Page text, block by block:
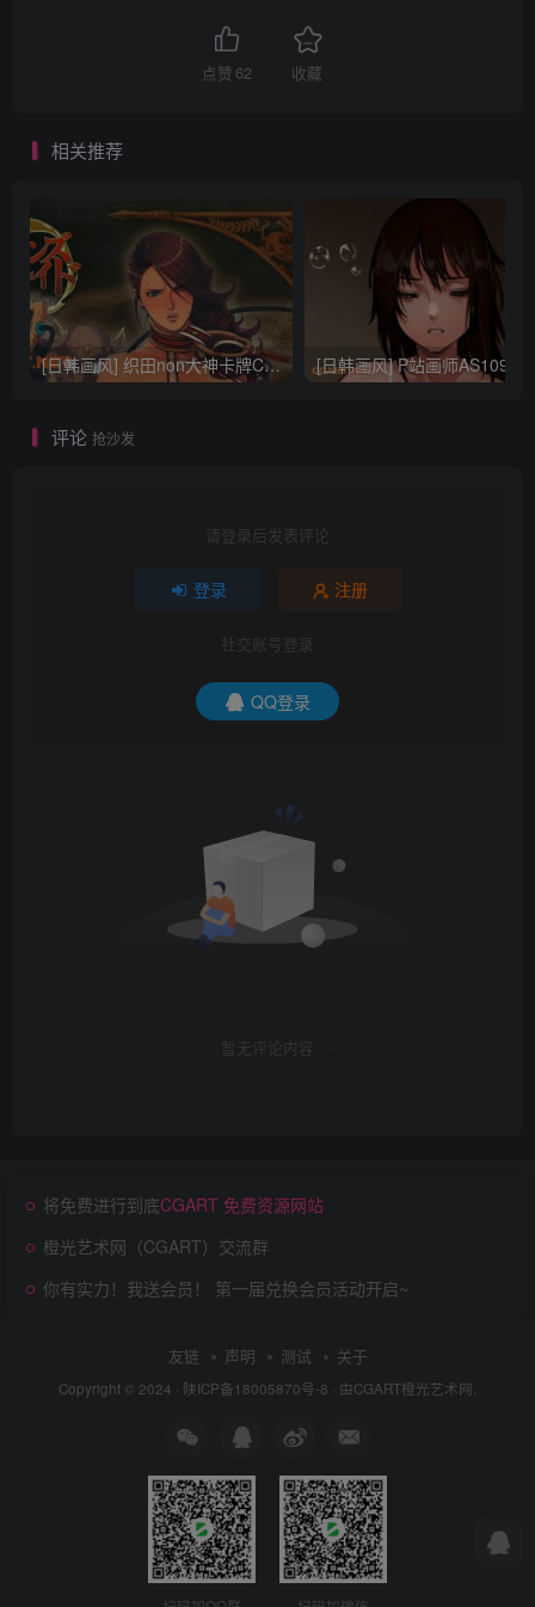
点赞 62 收藏
相关推荐
[日韩画风] 织田non大神卡牌CG插画设计画集256P 161M_CG原画资源
评论 抢沙发
请登录后发表评论
登录 注册
社交账号登录
QQ登录
暂无评论内容
将免费进行到底CGART 免费资源网站
橙光艺术网（CGART）交流群
你有实力！我送会员！ 第一届兑换会员活动开启~
友链 声明 测试 关于
Copyright © 2024 · 陕ICP备18005870号-8 · 由CGART橙光艺术网.